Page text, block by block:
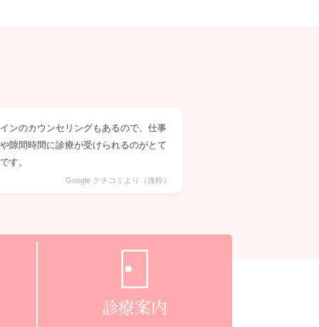
ンのカウンセリングもあるので、仕事
隙間時間に診療が受けられるのがとて
す。
Google クチコミより（抜粋）
診療案内